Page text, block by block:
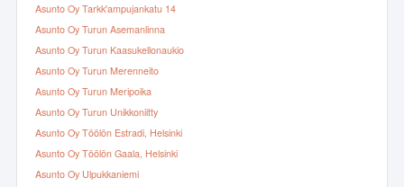
Asunto Oy Tarkk'ampujankatu 14
Asunto Oy Turun Asemanlinna
Asunto Oy Turun Kaasukellonaukio
Asunto Oy Turun Merenneito
Asunto Oy Turun Meripoika
Asunto Oy Turun Unikkoniitty
Asunto Oy Töölön Estradi, Helsinki
Asunto Oy Töölön Gaala, Helsinki
Asunto Oy Ulpukkaniemi